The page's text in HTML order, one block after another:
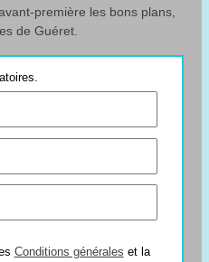
première les bons plans,
de Guéret.
Conditions générales et la